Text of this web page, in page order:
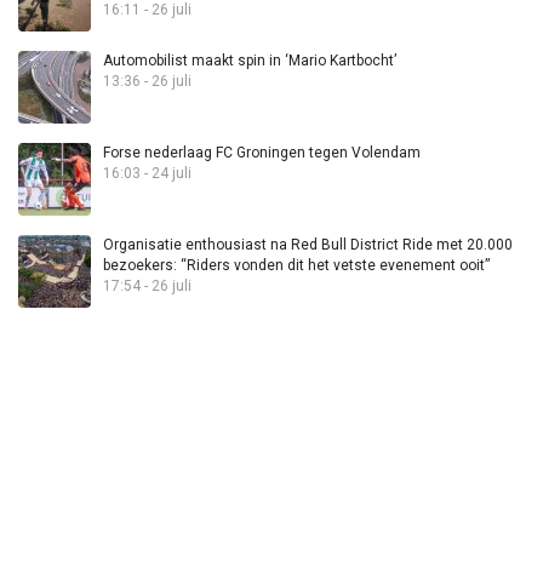
16:11 - 26 juli
Automobilist maakt spin in ‘Mario Kartbocht’
13:36 - 26 juli
Forse nederlaag FC Groningen tegen Volendam
16:03 - 24 juli
Organisatie enthousiast na Red Bull District Ride met 20.000
bezoekers: “Riders vonden dit het vetste evenement ooit”
17:54 - 26 juli